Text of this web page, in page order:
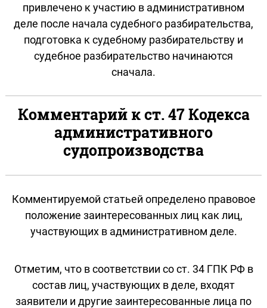
привлечено к участию в административном
деле после начала судебного разбирательства,
подготовка к судебному разбирательству и
судебное разбирательство начинаются
сначала.
Комментарий к ст. 47 Кодекса
административного
судопроизводства
Комментируемой статьей определено правовое
положение заинтересованных лиц как лиц,
участвующих в административном деле.
Отметим, что в соответствии со ст. 34 ГПК РФ в
состав лиц, участвующих в деле, входят
заявители и другие заинтересованные лица по